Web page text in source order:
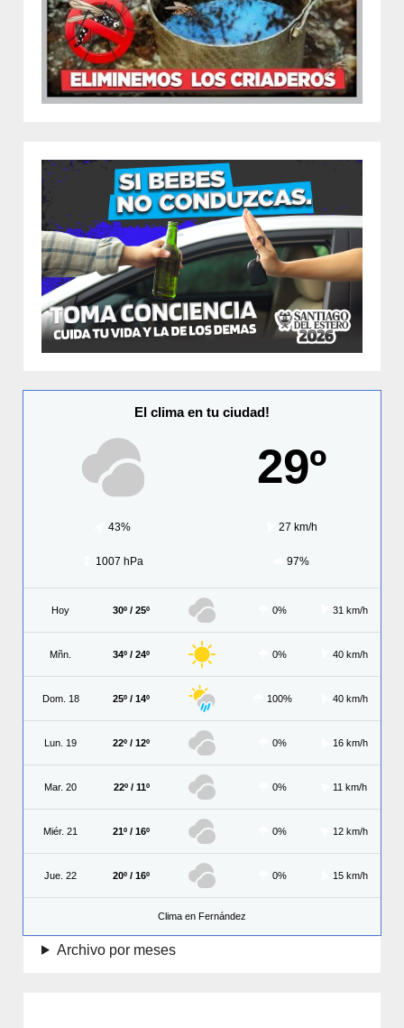
El clima en tu ciudad!
29º
43% 27 km/h
1007 hPa 97%
Hoy 30º / 25º 0% 31 km/h
Mñn. 34º / 24º 0% 40 km/h
Dom. 18 25º / 14º 100% 40 km/h
Lun. 19 22º / 12º 0% 16 km/h
Mar. 20 22º / 11º 0% 11 km/h
Miér. 21 21º / 16º 0% 12 km/h
Jue. 22 20º / 16º 0% 15 km/h
Clima en Fernández
Archivo por meses